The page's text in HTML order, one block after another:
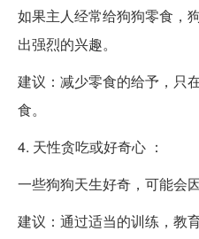
如果主人经常给狗狗零食，
出强烈的兴趣。
建议：减少零食的给予，只
食。
4. 天性贪吃或好奇心 ：
一些狗狗天生好奇，可能会
建议：通过适当的训练，教